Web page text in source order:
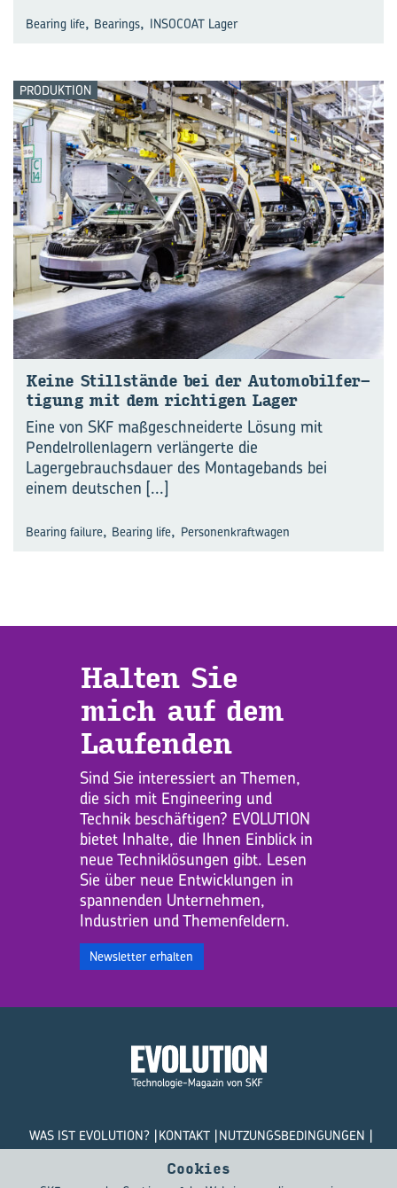
Bearing life, Bearings, INSOCOAT Lager
PRODUKTION
Keine Still­stän­de bei der Au­to­mo­bil­fer­
ti­gung mit dem rich­ti­gen Lager
Eine von SKF maßgeschneiderte Lösung mit
Pendelrollenlagern verlängerte die
Lagergebrauchsdauer des Montagebands bei
einem deutschen [...]
Bearing failure, Bearing life, Personenkraftwagen
Hal­ten Sie
mich auf dem
Lau­fen­den
Sind Sie interessiert an Themen,
die sich mit Engineering und
Technik beschäftigen? EVOLUTION
bietet Inhalte, die Ihnen Einblick in
neue Techniklösungen gibt. Lesen
Sie über neue Entwicklungen in
spannenden Unternehmen,
Industrien und Themenfeldern.
Newsletter erhalten
WAS IST EVOLUTION? KONTAKT NUTZUNGSBEDINGUNGEN
Cookies